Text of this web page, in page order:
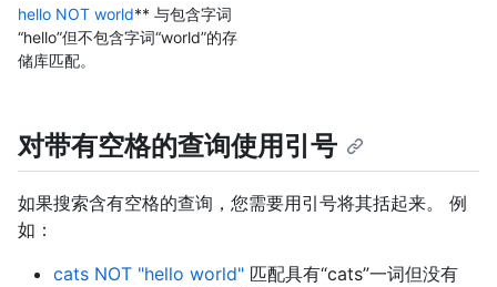
hello NOT world** 与包含字词
“hello”但不包含字词“world”的存
储库匹配。
对带有空格的查询使用引号
如果搜索含有空格的查询，您需要用引号将其括起来。 例
如：
cats NOT "hello world" 匹配具有“cats”一词但没有